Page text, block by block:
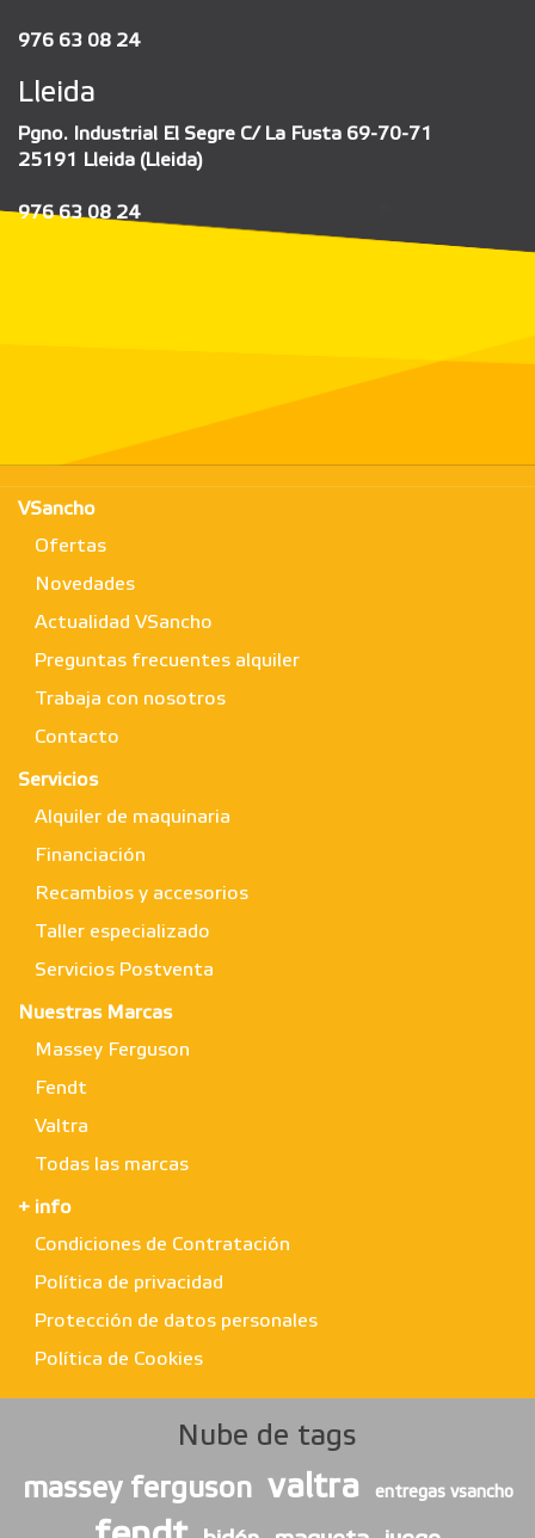
976 63 08 24
Lleida
Pgno. Industrial El Segre C/ La Fusta 69-70-71
25191 Lleida (Lleida)
976 63 08 24
VSancho
Ofertas
Novedades
Actualidad VSancho
Preguntas frecuentes alquiler
Trabaja con nosotros
Contacto
Servicios
Alquiler de maquinaria
Financiación
Recambios y accesorios
Taller especializado
Servicios Postventa
Nuestras Marcas
Massey Ferguson
Fendt
Valtra
Todas las marcas
+ info
Condiciones de Contratación
Política de privacidad
Protección de datos personales
Política de Cookies
Nube de tags
massey ferguson
valtra entregas vsancho